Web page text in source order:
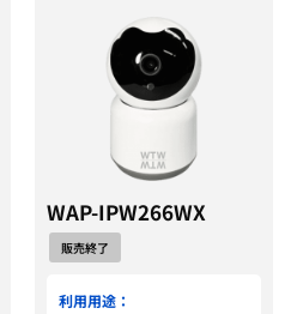
WAP-IPW266WX
販売終了
利用用途：